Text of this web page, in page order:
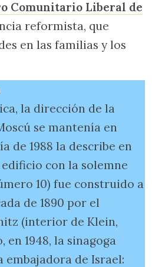
Comunitario Liberal de
reformista, que
en las familias y los
la dirección de la
se mantenía en
de 1988 la describe en
con la solemne
10) fue construido a
de 1890 por el
(interior de Klein,
en 1948, la sinagoga
de Israel: